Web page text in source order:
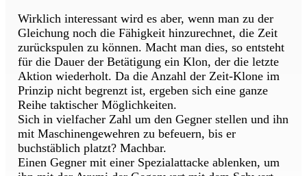
Wirklich interessant wird es aber, wenn man zu der
Gleichung noch die Fähigkeit hinzurechnet, die Zeit
zurückspulen zu können. Macht man dies, so entsteht
für die Dauer der Betätigung ein Klon, der die letzte
Aktion wiederholt. Da die Anzahl der Zeit-Klone im
Prinzip nicht begrenzt ist, ergeben sich eine ganze
Reihe taktischer Möglichkeiten.
Sich in vielfacher Zahl um den Gegner stellen und ihn
mit Maschinengewehren zu befeuern, bis er
buchstäblich platzt? Machbar.
Einen Gegner mit einer Spezialattacke ablenken, um